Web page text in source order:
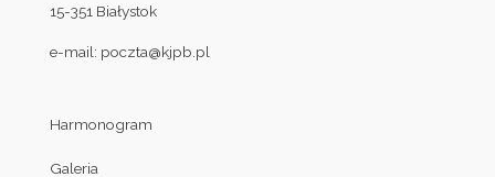
15-351 Białystok
e-mail: poczta@kjpb.pl
Harmonogram
Galeria